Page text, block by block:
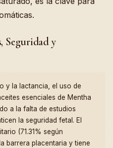
Seguridad y
y la lactancia, el uso de
esenciales de Mentha
a la falta de estudios
la seguridad fetal. El
(71.31% según
barrera placentaria y tiene